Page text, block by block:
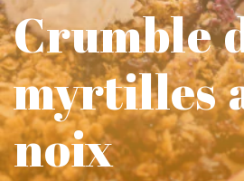
Crumble
myrtilles
noix